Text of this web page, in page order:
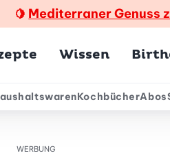
🍋 Mediterraner Genuss
Wissen
KochbücherAbos
WERBUNG